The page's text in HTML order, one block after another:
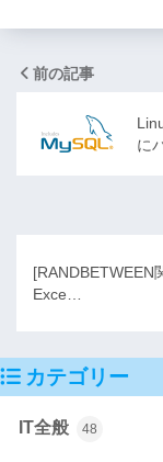
前の記事
に
[RANDBETWEEN
Exce…
カテゴリー
IT全般 48